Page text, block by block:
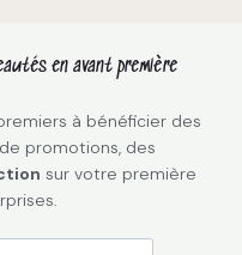
en avant première
à bénéficier des
promotions, des
sur votre première